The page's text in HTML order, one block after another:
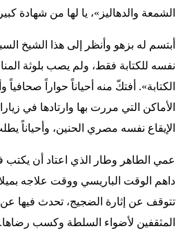
الشمعة والدهاليز»، يا لها من
أبتسم له بزهو وأنظر إلى هذا الشيخ
نفسه للكتابة فقط، ولم يصب بلوثة
الكتابة». أفتكّ منه أحياناً حواراً
الأماكن التي مررت بها وارتادها في
الإيقاع نفسه مصري الحنين،
عمي الطاهر وطار الذي اعتاد أن يكتب
داهم الوقت الباريسي ووقت علاجه
تتوقف عن إثارة الضجيج، تحدث فيها
المثقفين لأضواء السلطة وكسب رضاها.